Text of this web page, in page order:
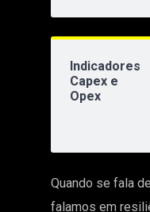
Indicadores
Capex e
Opex
Quando se fala
falamos em